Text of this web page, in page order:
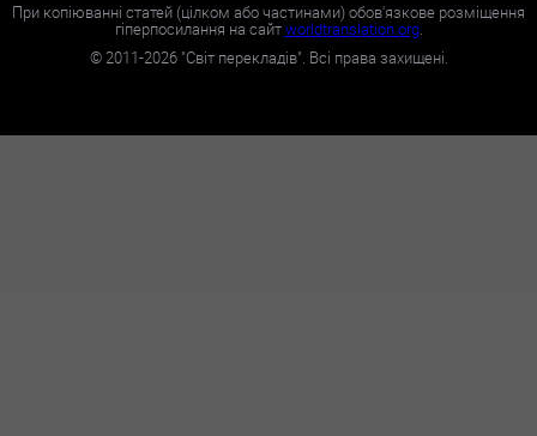
При копіюванні статей (цілком або частинами) обов'язкове розміщення
гіперпосилання на сайтworldtranslation.org.
©2011-2026"Світ перекладів". Всі права захищені.